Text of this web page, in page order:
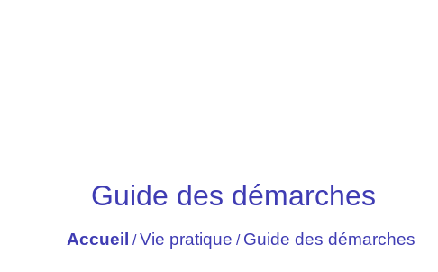
Guide des démarches
Accueil /Vie pratique / Guide des démarches